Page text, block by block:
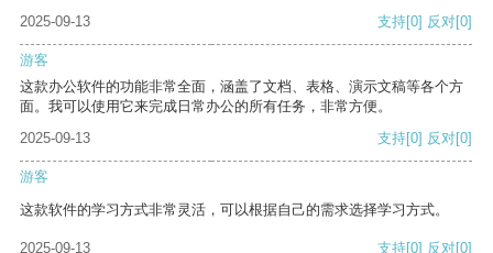
2025-09-13
支持[0] 反对[0]
游客
这款办公软件的功能非常全面，涵盖了文档、表格、演示文稿等各个方
面。我可以使用它来完成日常办公的所有任务，非常方便。
2025-09-13
支持[0] 反对[0]
游客
这款软件的学习方式非常灵活，可以根据自己的需求选择学习方式。
2025-09-13 支持[0] 反对[0]